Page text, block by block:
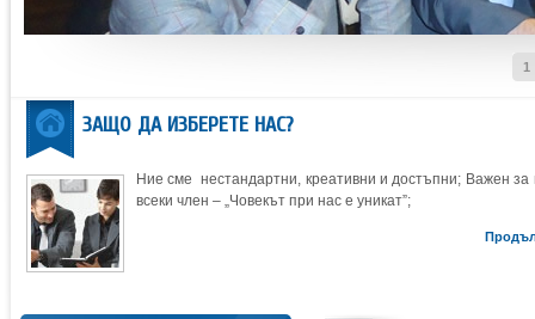
1
ЗАЩО ДА ИЗБЕРЕТЕ НАС?
Ние сме нестандартни, креативни и достъпни; Важен за
всеки член – „Човекът при нас е уникат”;